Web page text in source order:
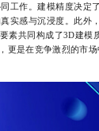
工作。建模精度决定
实感与沉浸度。此外
素共同构成了3D建模
更是在竞争激烈的市场